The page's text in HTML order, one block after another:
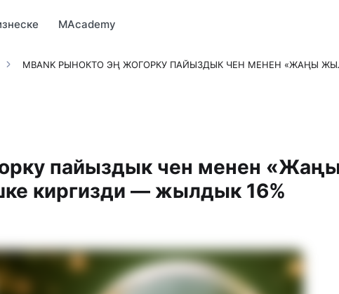
MAcademy
MBANK РЫНОКТО ЭҢ ЖОГОРКУ ПАЙЫЗДЫК ЧЕН МЕНЕН «ЖАҢЫ
пайыздык чен менен
киргизди — жылдык 16%